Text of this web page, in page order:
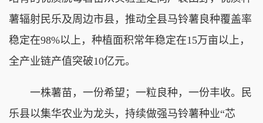
薯辐射民乐及周边市县，推动全县马铃薯良种覆盖率
稳定在98%以上，种植面积常年稳定在15万亩以上，
全产业链产值突破10亿元。
一株薯苗，一份希望；一粒良种，一份丰收。民
乐县以集华农业为龙头，持续做强马铃薯种业“芯